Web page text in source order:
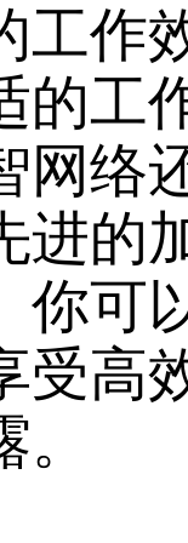
工作
的工
网络
进的
你可
受高